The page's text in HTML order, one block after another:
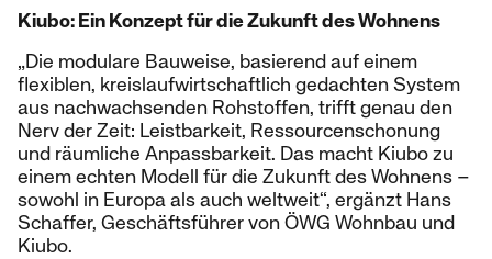
Kiubo: Ein Konzept für die Zukunft des Wohnens
„Die modulare Bauweise, basierend auf einem
flexiblen, kreislaufwirtschaftlich gedachten System
aus nachwachsenden Rohstoffen, trifft genau den
Nerv der Zeit: Leistbarkeit, Ressourcenschonung
und räumliche Anpassbarkeit. Das macht Kiubo zu
einem echten Modell für die Zukunft des Wohnens –
sowohl in Europa als auch weltweit“, ergänzt Hans
Schaffer, Geschäftsführer von ÖWG Wohnbau und
Kiubo.